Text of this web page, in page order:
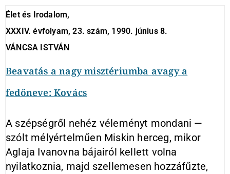
Élet és Irodalom,
XXXIV. évfolyam, 23. szám, 1990. június 8.
VÁNCSA ISTVÁN
Beavatás a nagy misztériumba avagy a
fedőneve: Kovács
A szépségről nehéz véleményt mondani —
szólt mélyértelműen Miskin herceg, mikor
Aglaja Ivanovna bájairól kellett volna
nyilatkoznia, majd szellemesen hozzáfűzte,